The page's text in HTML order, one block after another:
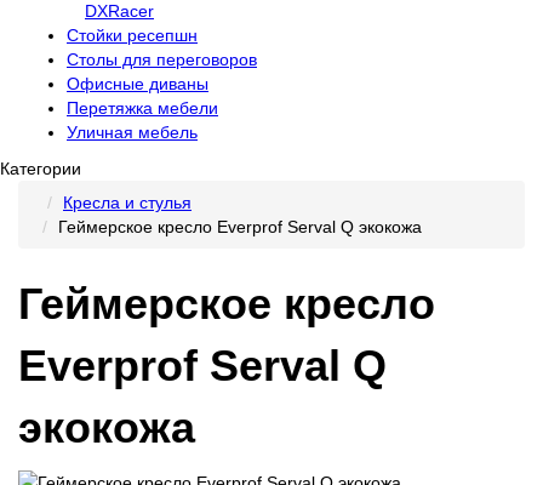
DXRacer
Стойки ресепшн
Столы для переговоров
Офисные диваны
Перетяжка мебели
Уличная мебель
Категории
Кресла и стулья
Геймерское кресло Everprof Serval Q экокожа
Геймерское кресло
Everprof Serval Q
экокожа